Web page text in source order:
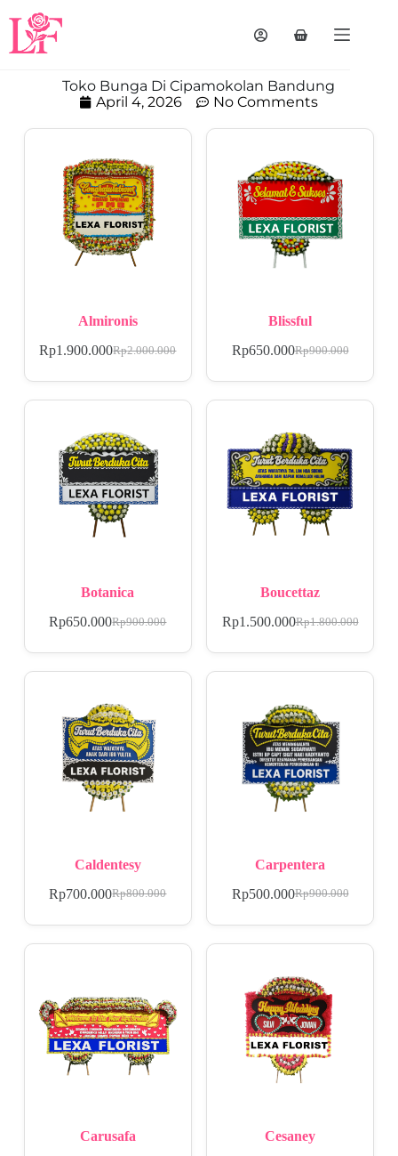
Toko Bunga Di Cipamokolan Bandung
April 4, 2026
No Comments
Almironis
Rp2.000.000
Rp1.900.000
Blissful
Rp900.000
Rp650.000
Botanica
Rp900.000
Rp650.000
Boucettaz
Rp1.800.000
Rp1.500.000
Caldentesy
Rp800.000
Rp700.000
Carpentera
Rp900.000
Rp500.000
Carusafa Cesaney